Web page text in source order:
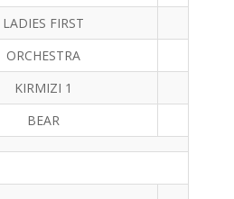
LADIES FIRST
ORCHESTRA
KIRMIZI 1
BEAR